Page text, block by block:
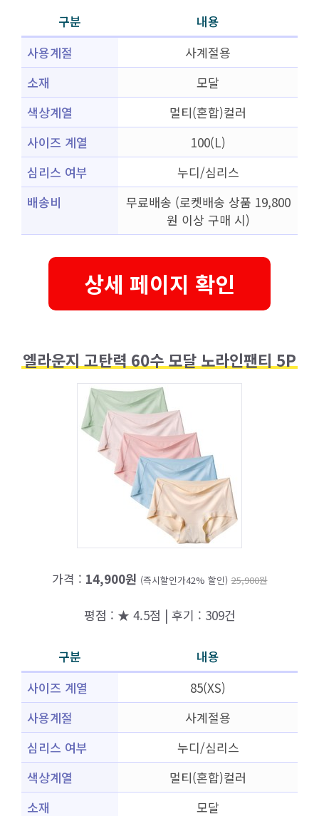
구분
내용
사용계절
사계절용
소재
모달
색상계열
멀티(혼합)컬러
사이즈 계열
100(L)
심리스 여부
누디/심리스
배송비
무료배송 (로켓배송 상품 19,800
원 이상 구매 시)
상세 페이지 확인
엘라운지 고탄력 60수 모달 노라인팬티 5P
가격 : 14,900원 (즉시할인가42% 할인) 25,900원
평점 : ★ 4.5점 | 후기 : 309건
구분
내용
사이즈 계열
85(XS)
사용계절
사계절용
심리스 여부
누디/심리스
색상계열
멀티(혼합)컬러
소재
모달